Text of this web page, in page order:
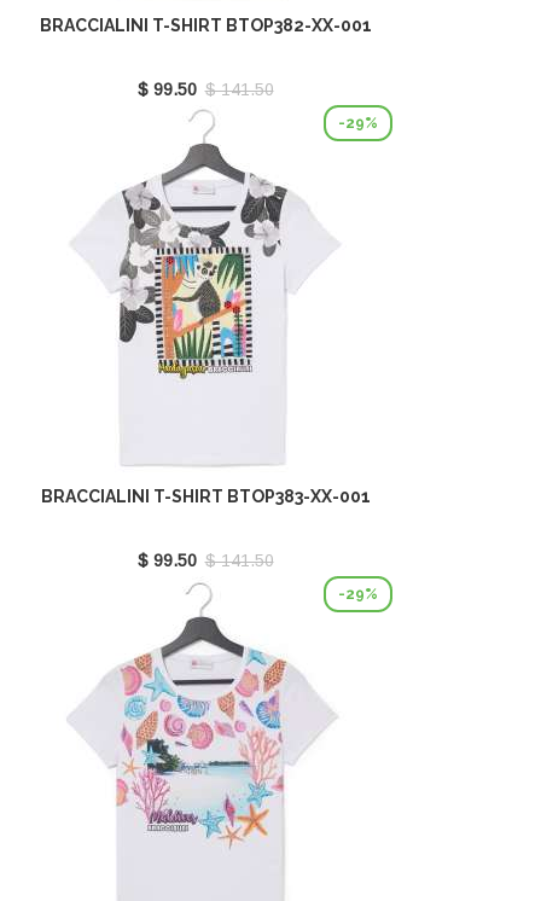
BRACCIALINI T-SHIRT BTOP382-XX-001
$ 99.50 $ 141.50
-29%
BRACCIALINI T-SHIRT BTOP383-XX-001
$ 99.50 $ 141.50
-29%